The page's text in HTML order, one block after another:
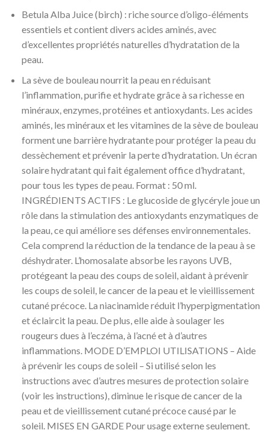
Betula Alba Juice (birch) : riche source d’oligo-éléments
essentiels et contient divers acides aminés, avec
d’excellentes propriétés naturelles d’hydratation de la
peau.
La sève de bouleau nourrit la peau en réduisant
l’inflammation, purifie et hydrate grâce à sa richesse en
minéraux, enzymes, protéines et antioxydants. Les acides
aminés, les minéraux et les vitamines de la sève de bouleau
forment une barrière hydratante pour protéger la peau du
dessèchement et prévenir la perte d’hydratation. Un écran
solaire hydratant qui fait également office d’hydratant,
pour tous les types de peau. Format : 50 ml.
INGRÉDIENTS ACTIFS : Le glucoside de glycéryle joue un
rôle dans la stimulation des antioxydants enzymatiques de
la peau, ce qui améliore ses défenses environnementales.
Cela comprend la réduction de la tendance de la peau à se
déshydrater. L’homosalate absorbe les rayons UVB,
protégeant la peau des coups de soleil, aidant à prévenir
les coups de soleil, le cancer de la peau et le vieillissement
cutané précoce. La niacinamide réduit l’hyperpigmentation
et éclaircit la peau. De plus, elle aide à soulager les
rougeurs dues à l’eczéma, à l’acné et à d’autres
inflammations. MODE D’EMPLOI UTILISATIONS – Aide
à prévenir les coups de soleil – Si utilisé selon les
instructions avec d’autres mesures de protection solaire
(voir les instructions), diminue le risque de cancer de la
peau et de vieillissement cutané précoce causé par le
soleil. MISES EN GARDE Pour usage externe seulement.